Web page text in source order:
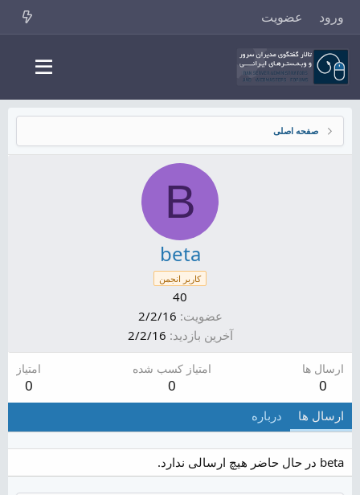
ورود عضویت
صفحه اصلی
B
beta
کاربر انجمن
40
عضویت 2/2/16
آخرین بازدید 2/2/16
ارسال ها
0
امتیاز کسب شده
0
امتیاز
0
ارسال ها درباره
beta در حال حاضر هیچ ارسالی ندارد.